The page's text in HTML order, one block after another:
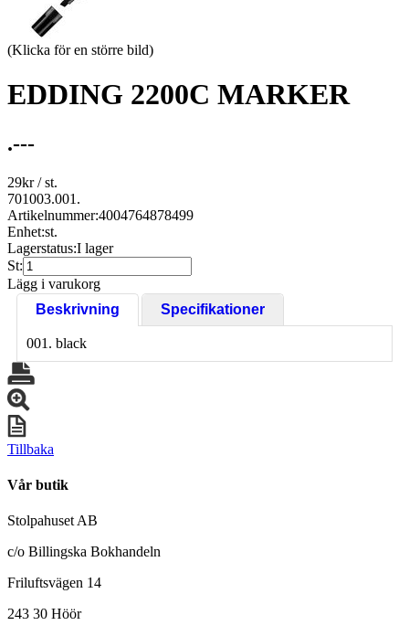
(Klicka för en större bild)
EDDING 2200C MARKER
.---
29kr/ st.
701003.001.
Artikelnummer:4004764878499
Enhet:st.
Lagerstatus:I lager
St:
Lägg i varukorg
Beskrivning
Specifikationer
001. black
Tillbaka
Vår butik
Stolpahuset AB
c/o Billingska Bokhandeln
Friluftsvägen 14
243 30 Höör